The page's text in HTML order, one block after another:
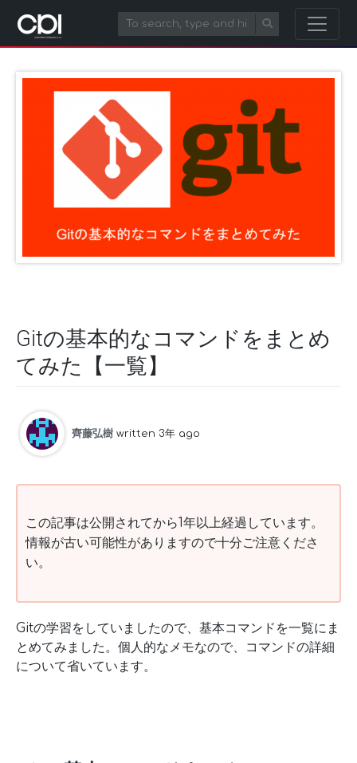
Gitの基本的なコマンドをまとめ
てみた【一覧】
齊藤弘樹 written 3年 ago
この記事は公開されてから1年以上経過しています。
情報が古い可能性がありますので十分ご注意くださ
い。
Gitの学習をしていましたので、基本コマンドを一覧にま
とめてみました。個人的なメモなので、コマンドの詳細
について省いています。